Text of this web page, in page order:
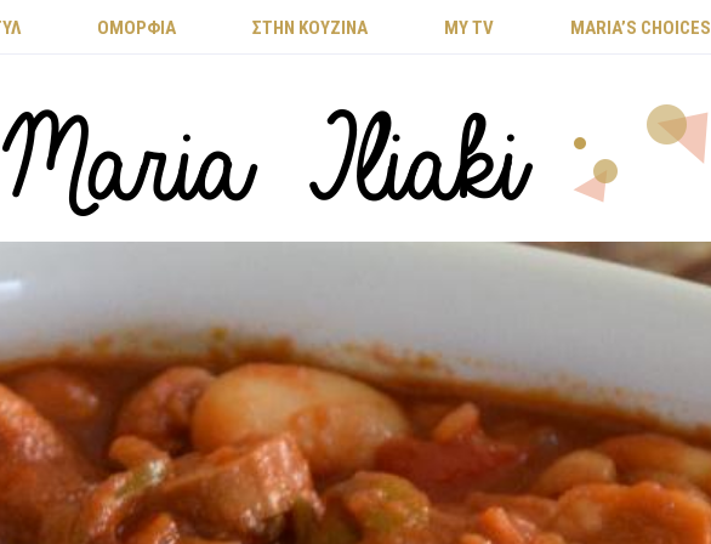
ΟΜΟΡΦΙΑ ΣΤΗΝ ΚΟΥΖΙΝΑ MY TV ΜARIA’S CHOICES